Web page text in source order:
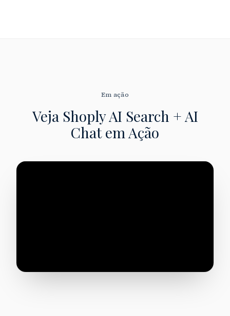
Em ação
Veja Shoply AI Search + AI
Chat em Ação